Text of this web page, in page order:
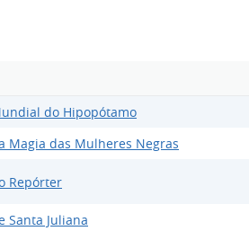
do Hipopótamo
Magia das Mulheres Negras
Repórter
Santa Juliana